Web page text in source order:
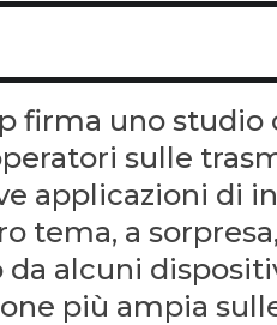
firma uno
sulle
applicazioni di
tema, a
da alcuni
più ampia